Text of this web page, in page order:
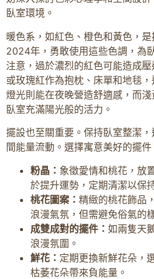
臥室環境。
暖色系，如紅色、橙色和黃色，
2024年，勇敢使用這些色調，為
注意，過於濃烈的紅色可能造成
或玫瑰紅作為抱枕、床單和地毯
燈光則能在夜晚營造舒適感，而
臥室充滿陽光般的活力。
擺設也至關重要。保持臥室整潔
間能量流動。選擇寓意美好的擺件
粉晶： 象徵愛情和桃花，放
於提升運勢，定期清潔以保
桃花圖案： 精緻的桃花飾品
浪漫氣氛，但需避免俗氣的
成雙成對的擺件： 如兩隻天
浪漫氛圍。
鮮花： 定期更換新鮮花朵，
枯萎花朵帶來負能量。